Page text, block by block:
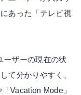
あった「テレビ視
ーザーの現在の状
て分かりやすく、
Vacation Mode」